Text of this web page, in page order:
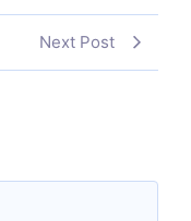
Next Post